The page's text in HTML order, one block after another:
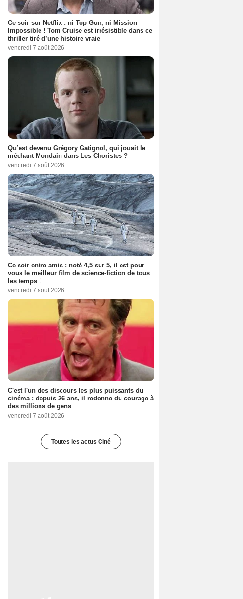
Ce soir sur Netflix : ni Top Gun, ni Mission
Impossible ! Tom Cruise est irrésistible dans ce
thriller tiré d’une histoire vraie
vendredi 7 août 2026
Qu’est devenu Grégory Gatignol, qui jouait le
méchant Mondain dans Les Choristes ?
vendredi 7 août 2026
Ce soir entre amis : noté 4,5 sur 5, il est pour
vous le meilleur film de science-fiction de tous
les temps !
vendredi 7 août 2026
C'est l'un des discours les plus puissants du
cinéma : depuis 26 ans, il redonne du courage à
des millions de gens
vendredi 7 août 2026
Toutes les actus Ciné